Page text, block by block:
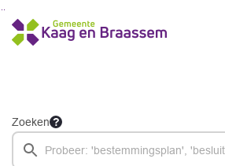
Ga naar de inhoud van deze pagina
Ga naar het zoeken
Ga naar het menu
Zoeken